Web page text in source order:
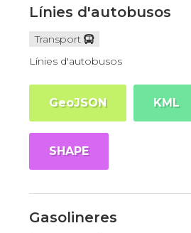
Línies d'autobusos
Transport
Línies d'autobusos
GeoJSON KML
SHAPE
Gasolineres